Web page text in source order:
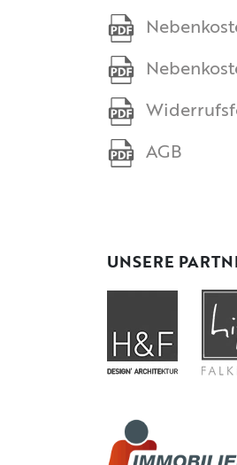
AGB
UNSERE